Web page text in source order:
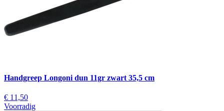
Handgreep Longoni dun 11gr zwart 35,5 cm
€ 11,50
Voorradig